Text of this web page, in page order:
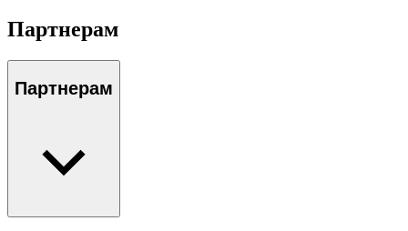
Партнерам
Партнерам